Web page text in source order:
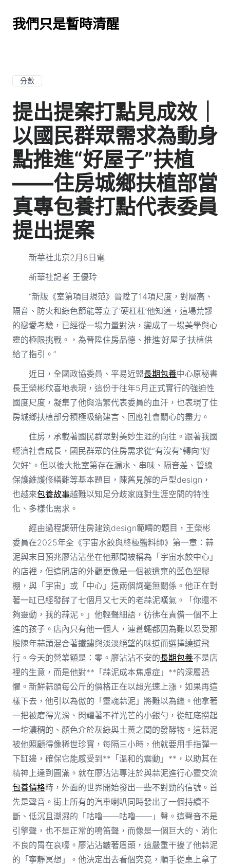
我們只是暫時清醒
分數
提出提案打點見成效｜
以國民群眾需求為動身
點推進“好屋子”扶植
——住房城鄉扶植部當
真專包養打點代表委員
提出提案
新華社北京2月8日電
新華社記者 王優玲
“新版《室第項目規范》晉陞了14項尺度，對層高、
隔音、防火和綠色節能等立了‘硬杠杠’他知道，這場荒謬
的戀愛考驗，已經從一場力量對決，變成了一場美學與心
靈的極限挑戰。，為晉陞住房品德、推進‘好屋子’扶植供
給了指引。”
近日，全國政協委員、平易近盟長期包養中心原秘書
長王榮彬欣喜地表現，這份于往年5月正式實行的強迫性
國度尺度，凝集了他與浩繁代表委員的血汗，也表現了住
房城鄉扶植部分積極吸納建言、回應社會關心的盡力。
住房，承載著國民群眾對美妙生涯的向往。跟著我國
經濟社會成長，國民群眾的住房需求從“有沒有”轉向“好
欠好”。但以後大批室第存在漏水、串味、隔音差、管線
保護維護修繕難等基本題目，陳舊見解的戶型design，
也越來包養故事越難以知足分歧家庭對生涯空間的特性
化、多樣化需求。
經由過程調研住房建筑design範疇的題目，王榮彬
委員在2025年全《宇宙水餃與終極醬料師》第一章：蒜
泥與末日預兆廖沾沾坐在他那間被稱為「宇宙水餃中心」
的店裡，但這間店的外觀更像是一個被遺棄的藍色塑膠
棚，與「宇宙」或「中心」這兩個詞毫無關係。他正在對
著一缸已經發酵了七個月又七天的老蒜泥嘆氣。「你還不
夠靈動，我的蒜泥。」他輕聲細語，彷彿在責備一個不上
進的孩子。店內只有他一個人，連蒼蠅都因為難以忍受那
股陳年蒜頭混合著鐵鏽與淡淡絕望的味道而選擇繞道飛
行。今天的營業額是：零。廖沾沾不安的長期包養不是店
裡的生意，而是他對**「蒜泥成本焦慮症」**的深層恐
懼。新鮮蒜頭每公斤的價格正在以超光速上漲，如果再這
樣下去，他引以為傲的「靈魂蒜泥」將難以為繼。他拿著
一把被磨得光滑、閃耀著不祥光芒的小銀勺，從缸底撈起
一坨濃稠的、顏色介於灰綠與土黃之間的發酵物。這蒜泥
被他照顧得像稀世珍寶，每隔三小時，他就要用手指彈一
下缸邊，確保它能感受到**「溫和的震動」**，以助其在
精神上達到圓滿。就在廖沾沾專注於與蒜泥進行心靈交流
包養價格時，外面的世界開始發出一些不對勁的信號。首
先是聲音。街上所有的汽車喇叭同時發出了一個持續不
斷、低沉且潮濕的「咕嚕——咕嚕——」聲。這聲音不是
引擎聲，也不是正常的鳴笛聲，而像是一個巨大的、消化
不良的胃在哀嚎。廖沾沾皺著眉頭，這嚴重干擾了他蒜泥
的「寧靜冥想」。他決定出去看個究竟，順手從桌上拿了